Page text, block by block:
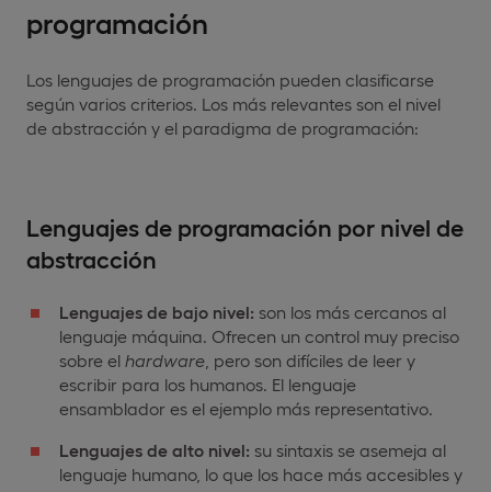
programación
Los lenguajes de programación pueden clasificarse
según varios criterios. Los más relevantes son el nivel
de abstracción y el paradigma de programación:
Lenguajes de programación por nivel de
abstracción
Lenguajes de bajo nivel: son los más cercanos al
lenguaje máquina. Ofrecen un control muy preciso
sobre el hardware , pero son difíciles de leer y
escribir para los humanos. El lenguaje
ensamblador es el ejemplo más representativo.
Lenguajes de alto nivel: su sintaxis se asemeja al
lenguaje humano, lo que los hace más accesibles y